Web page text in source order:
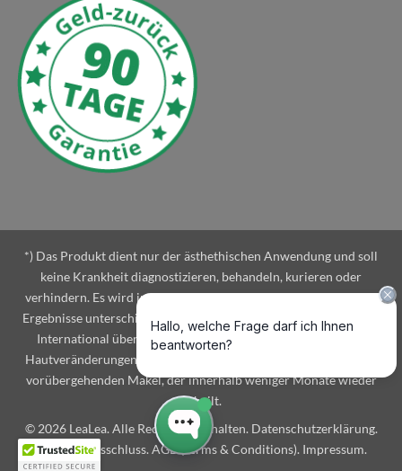
*) Das Produkt dient nur der ästhethischen Anwendung und soll
keine Krankheit diagnostizieren, behandeln, kurieren oder
verhindern. Es wird in Eigenverantwortung angewendet und die
Ergebnisse unterschiedlicher Personen können variieren. LeaLea
International übernimmt keine Haftung bei unerwünschten
Hautveränderungen. Für gewöhnlich führt der Einsatz zu einem
vorübergehenden Makel, der innerhalb weniger Monate wieder
abheilt.
© 2026 LeaLea. Alle Rechte vorbehalten. Datenschutzerklärung.
Haftungsausschluss. AGB (Terms & Conditions). Impressum.